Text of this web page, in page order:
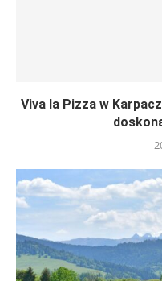
Viva la Pizza w